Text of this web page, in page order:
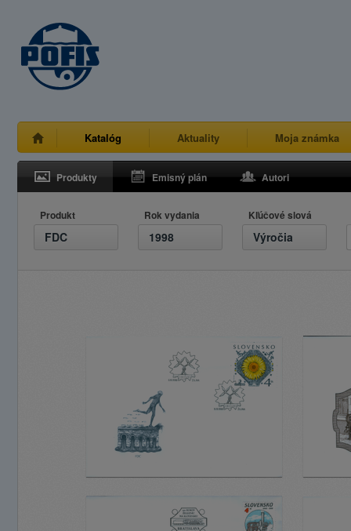
Katalóg Aktuality Moja známka
Produkty Emisný plán Autori
Produkt
FDC
Rok vydania
1998
Kľúčové slová
Výročia